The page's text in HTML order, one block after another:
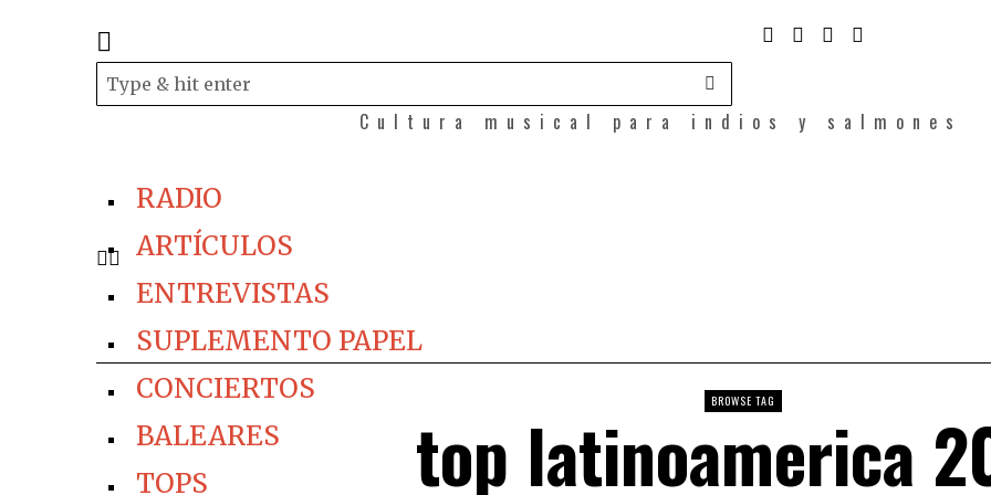
Cultura musical para indios y salmones
RADIO
ARTÍCULOS
ENTREVISTAS
SUPLEMENTO PAPEL
CONCIERTOS
BALEARES
TOPS
BROWSE TAG
top latinoamerica